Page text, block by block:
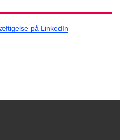
på LinkedIn